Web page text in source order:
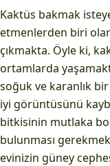
Kaktüs bakmak
etmenlerden biri
çıkmakta. Öyle ki,
ortamlarda
soğuk ve karanlık
iyi görüntüsünü
bitkisinin mutlaka
bulunması
evinizin güney